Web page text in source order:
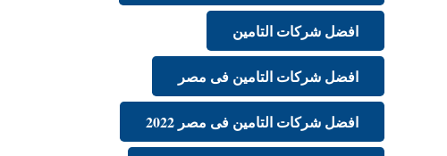
افضل شركات التامين
افضل شركات التامين فى مصر
افضل شركات التامين فى مصر 2022